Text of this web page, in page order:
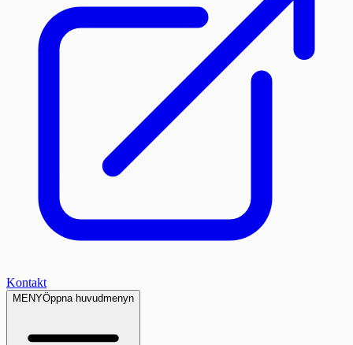
Kontakt
MENYÖppna huvudmenyn